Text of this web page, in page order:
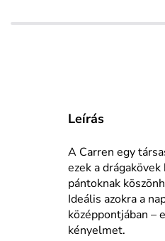
Leírás
A Carren egy
ezek a
pántoknak
Ideális azokra a
középpontjában –
kényelmet.